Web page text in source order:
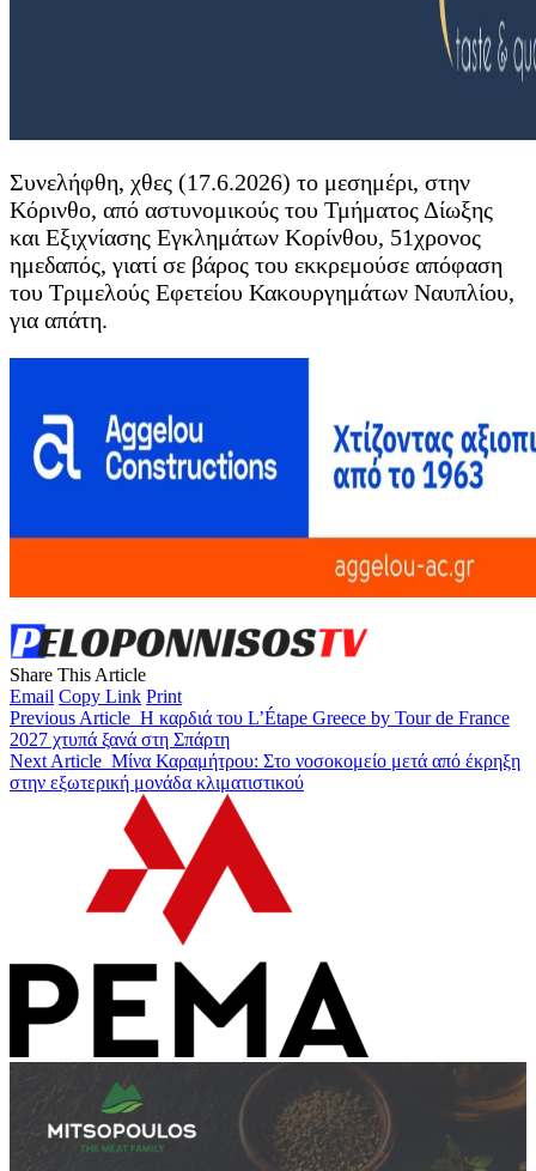
Συνελήφθη, χθες (17.6.2026) το μεσημέρι, στην
Κόρινθο, από αστυνομικούς του Τμήματος Δίωξης
και Εξιχνίασης Εγκλημάτων Κορίνθου, 51χρονος
ημεδαπός, γιατί σε βάρος του εκκρεμούσε απόφαση
του Τριμελούς Εφετείου Κακουργημάτων Ναυπλίου,
για απάτη.
Share This Article
Email Copy Link Print
Previous Article Η καρδιά του L’Étape Greece by Tour de France
2027 χτυπά ξανά στη Σπάρτη
Next Article Μίνα Καραμήτρου: Στο νοσοκομείο μετά από έκρηξη
στην εξωτερική μονάδα κλιματιστικού